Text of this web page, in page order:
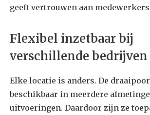
geeft vertrouwen aan
Flexibel inzetbaar bij
verschillende bedrijven
Elke locatie is anders. De
beschikbaar in meerdere
uitvoeringen. Daardoor zijn ze